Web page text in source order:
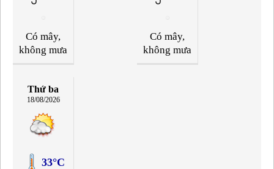
Có mây,
không mưa
Có mây,
không mưa
Thứ ba
18/08/2026
33°C